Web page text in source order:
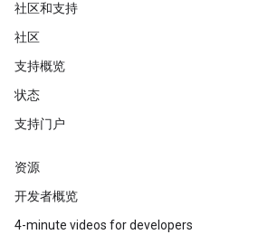
社区和支持
社区
支持概览
状态
支持门户
资源
开发者概览
4-minute videos for developers